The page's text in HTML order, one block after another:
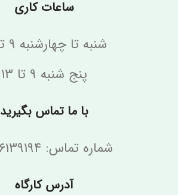
ساعات کاری
شنبه تا چهارشنبه ۹ تا ۱۷
پنج شنبه ۹ تا ۱۳
با ما تماس بگیرید
شماره تماس: ۰۹۱۲۶۱۳۹۱۹۴
آدرس کارگاه